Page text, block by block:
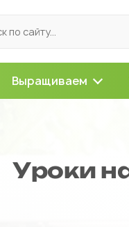
Выращиваем
Уроки